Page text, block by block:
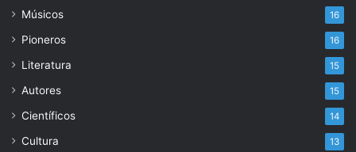
Músicos 16
Pioneros 16
Literatura 15
Autores 15
Científicos 14
Cultura 13